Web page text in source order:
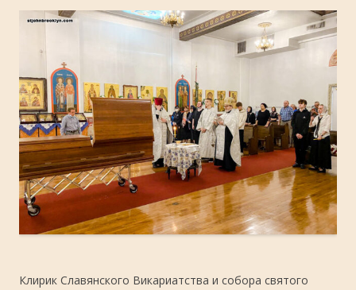
Клирик Славянского Викариатства и собора святого